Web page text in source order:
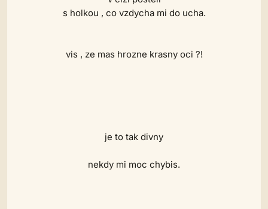
s holkou , co vzdycha mi do ucha.
vis , ze mas hrozne krasny oci ?!
je to tak divny
nekdy mi moc chybis.